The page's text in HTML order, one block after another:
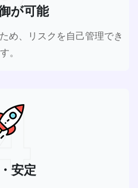
が可能
め、リスクを自己管理でき
。
安定